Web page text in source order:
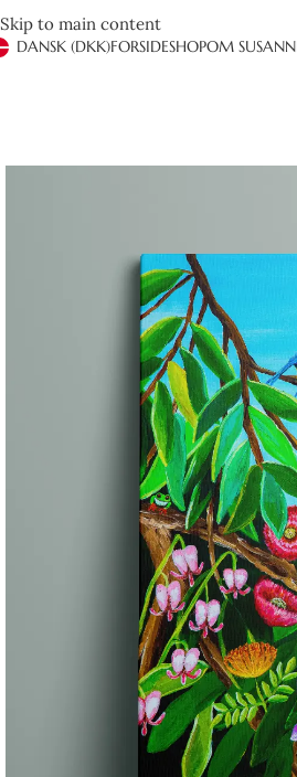
Skip to main content
DANSK (DKK)FORSIDESHOPOM
Det er anden gang vi handler hos
Ved henvendelse via mail får
Henrik Jeppesen